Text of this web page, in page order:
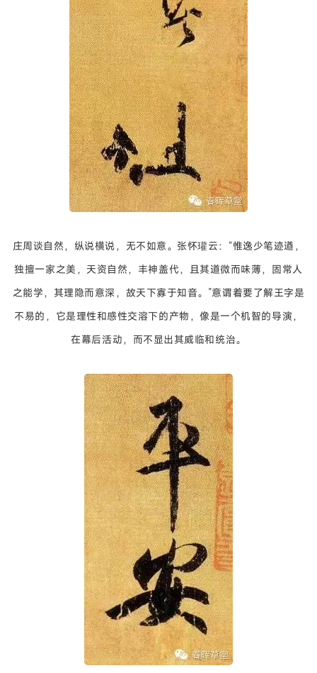
庄周谈自然，纵说横说，无不如意。张怀瓘云： “惟逸少笔迹遒，
独擅一家之美，天资自然，丰神盖代，且其道微而味薄，固常人
之能学，其理隐而意深，故天下寡于知音。”意谓着要了解王字是
不易的，它是理性和感性交溶下的产物，像是一个机智的导演，
在幕后活动，而不显出其威临和统治。